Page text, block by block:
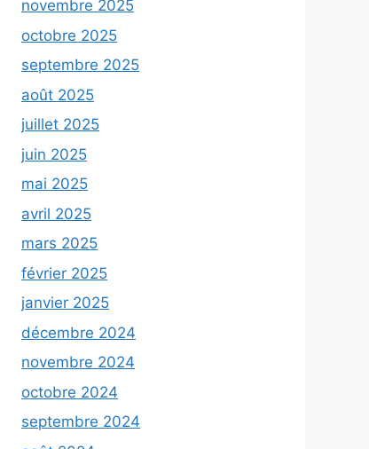
novembre 2025
octobre 2025
septembre 2025
août 2025
juillet 2025
juin 2025
mai 2025
avril 2025
mars 2025
février 2025
janvier 2025
décembre 2024
novembre 2024
octobre 2024
septembre 2024